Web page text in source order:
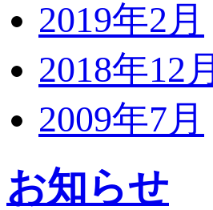
2019年2月
2018年12月
2009年7月
お知らせ